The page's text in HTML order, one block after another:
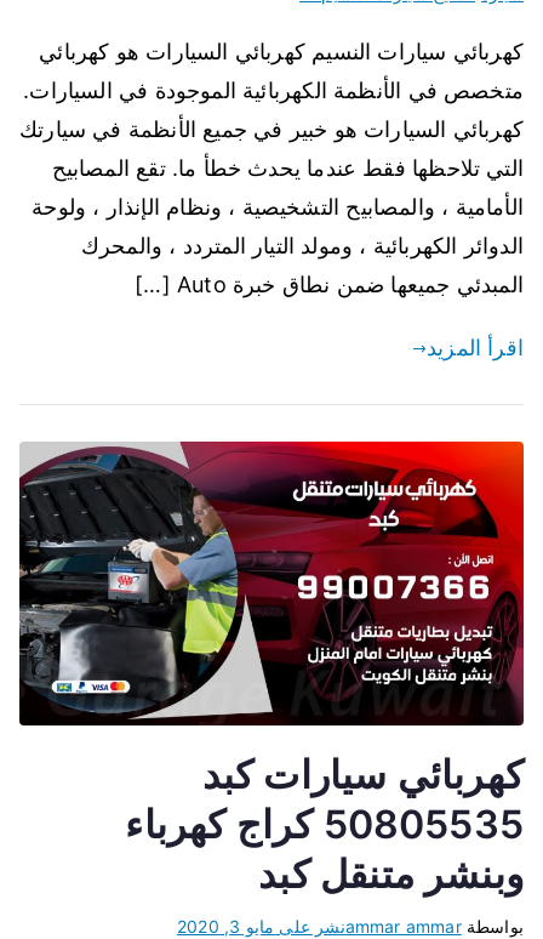
كهربائي سيارات النسيم كهربائي السيارات هو كهربائي
متخصص في الأنظمة الكهربائية الموجودة في السيارات.
كهربائي السيارات هو خبير في جميع الأنظمة في سيارتك
التي تلاحظها فقط عندما يحدث خطأ ما. تقع المصابيح
الأمامية ، والمصابيح التشخيصية ، ونظام الإنذار ، ولوحة
الدوائر الكهربائية ، ومولد التيار المتردد ، والمحرك
المبدئي جميعها ضمن نطاق خبرة Auto […]
اقرأ المزيد
كهربائي سيارات كبد
50805535 كراج كهرباء
وبنشر متنقل كبد
بواسطةammar ammarنشر على مايو 3, 2020